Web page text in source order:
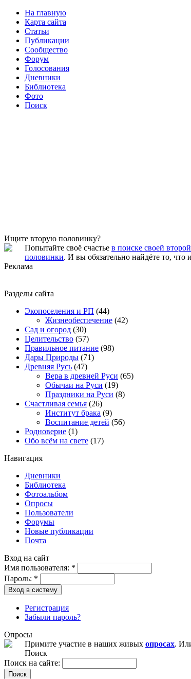
На главную
Карта сайта
Статьи
Публикации
Сообщество
Форум
Голосования
Дневники
Библиотека
Фото
Поиск
Ищите вторую половинку?
Попытайте своё счастье в поиске своей второй
половинки. И вы обязательно найдёте то, что
Реклама
Разделы сайта
Экопоселения и РП (44)
Жизнеобеспечение (42)
Сад и огород (30)
Целительство (57)
Правильное питание (98)
Дары Природы (71)
Древняя Русь (47)
Вера в древней Руси (65)
Обычаи на Руси (19)
Праздники на Руси (8)
Счастливая семья (26)
Институт брака (9)
Воспитание детей (56)
Родноверие (1)
Обо всём на свете (17)
Навигация
Дневники
Библиотека
Фотоальбом
Опросы
Пользователи
Форумы
Новые публикации
Почта
Вход на сайт
Имя пользователя: *
Пароль: *
Вход в систему
Регистрация
Забыли пароль?
Опросы
Примите участие в наших живых опросах.
Поиск
Поиск на сайте:
Поиск